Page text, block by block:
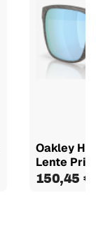
Oakley
Lente
150,45 €